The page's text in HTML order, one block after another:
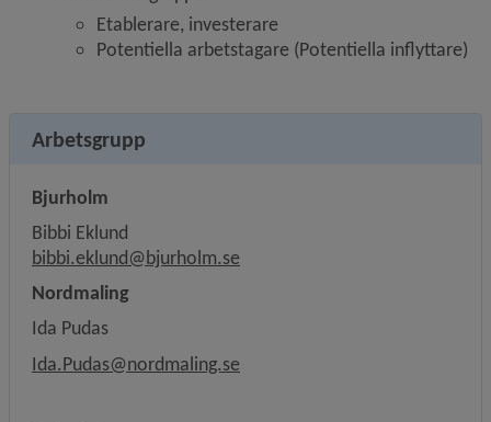
Etablerare, investerare​
Potentiella arbetstagare (Potentiella inflyttare)​
Arbetsgrupp
Bjurholm
Bibbi Eklund
bibbi.eklund@bjurholm.se
Nordmaling
Ida Pudas
Ida.Pudas@nordmaling.se